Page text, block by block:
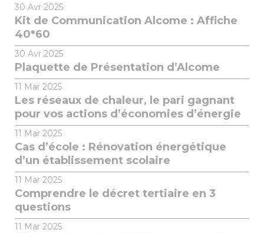
30 Avr 2025
Kit de Communication Alcome : Affiche
40*60
30 Avr 2025
Plaquette de Présentation d’Alcome
11 Mar 2025
Les réseaux de chaleur, le pari gagnant
pour vos actions d’économies d’énergie
11 Mar 2025
Cas d’école : Rénovation énergétique
d’un établissement scolaire
11 Mar 2025
Comprendre le décret tertiaire en 3
questions
11 Mar 2025